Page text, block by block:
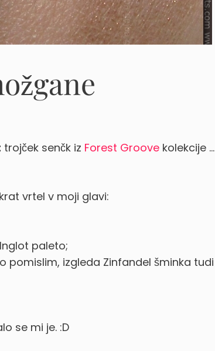
trojček senčk iz Forest Groove kolekcije …
vrtel v moji glavi:
paleto;
pomislim, izgleda Zinfandel šminka tudi
se mi je. :D